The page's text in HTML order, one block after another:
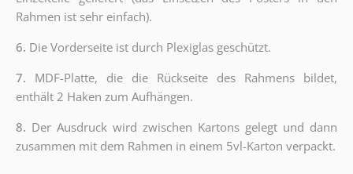
Rahmen ist sehr einfach).
6. Die Vorderseite ist durch Plexiglas geschützt.
7. MDF-Platte, die die Rückseite des Rahmens bildet,
enthält 2 Haken zum Aufhängen.
8. Der Ausdruck wird zwischen Kartons gelegt und dann
zusammen mit dem Rahmen in einem 5vl-Karton verpackt.